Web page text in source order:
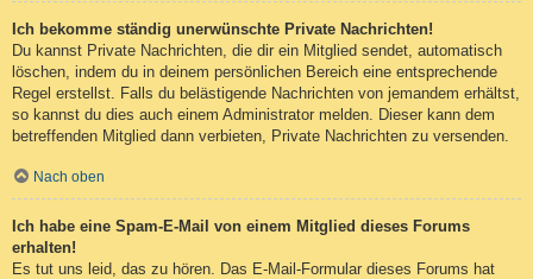
Ich bekomme ständig unerwünschte Private Nachrichten!
Du kannst Private Nachrichten, die dir ein Mitglied sendet, automatisch
löschen, indem du in deinem persönlichen Bereich eine entsprechende
Regel erstellst. Falls du belästigende Nachrichten von jemandem erhältst,
so kannst du dies auch einem Administrator melden. Dieser kann dem
betreffenden Mitglied dann verbieten, Private Nachrichten zu versenden.
Nach oben
Ich habe eine Spam-E-Mail von einem Mitglied dieses Forums
erhalten!
Es tut uns leid, das zu hören. Das E-Mail-Formular dieses Forums hat